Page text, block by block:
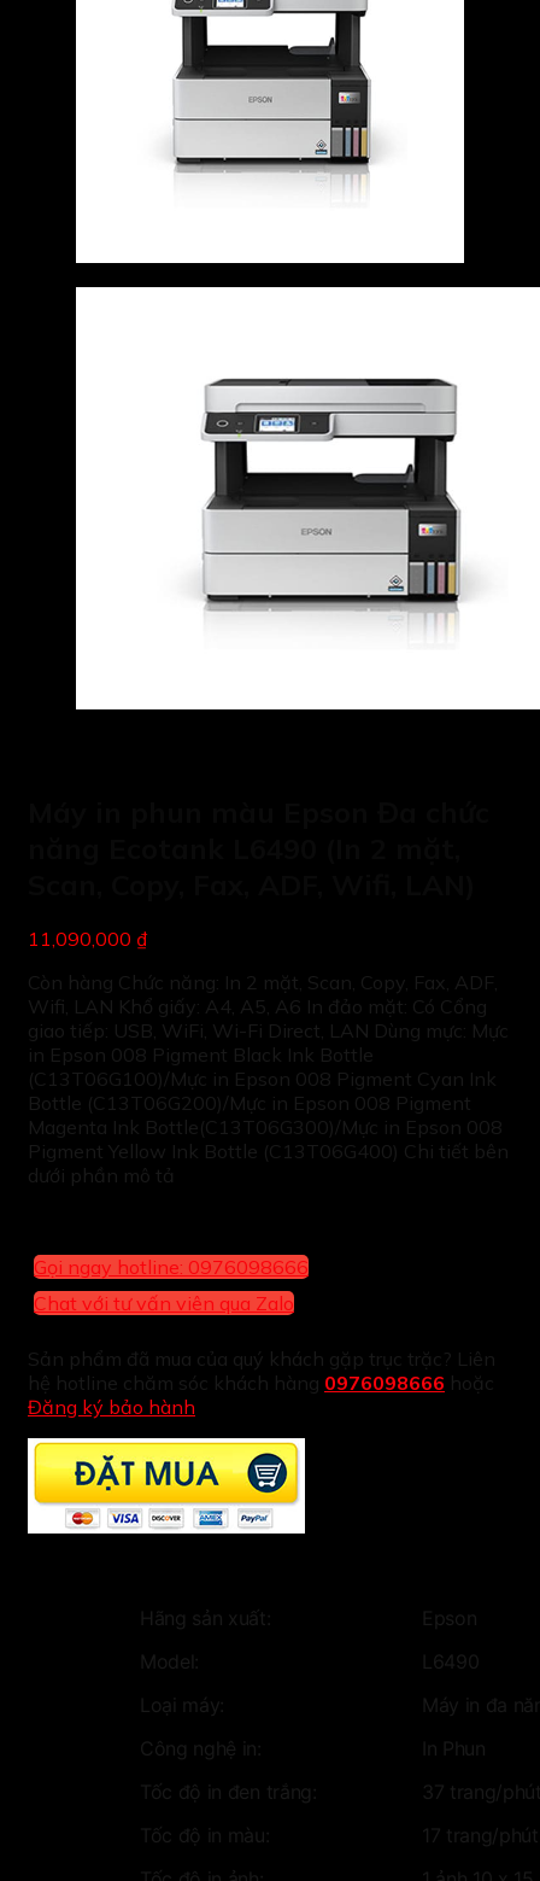
11,090,000 ₫
Còn hàng Chức năng: In 2 mặt, Scan, Copy, Fax, ADF,
Wifi, LAN Khổ giấy: A4, A5, A6 In đảo mặt: Có Cổng
giao tiếp: USB, WiFi, Wi-Fi Direct, LAN Dùng mực: Mực
in Epson 008 Pigment Black Ink Bottle
(C13T06G100)/Mực in Epson 008 Pigment Cyan Ink
Bottle (C13T06G200)/Mực in Epson 008 Pigment
Magenta Ink Bottle(C13T06G300)/Mực in Epson 008
Pigment Yellow Ink Bottle (C13T06G400) Chi tiết bên
dưới phần mô tả
Gọi ngay hotline: 0976098666
Chat với tư vấn viên qua Zalo
Sản phẩm đã mua của quý khách gặp trục trặc? Liên
hệ hotline chăm sóc khách hàng 0976098666 hoặc
Đăng ký bảo hành
Hãng sản xuất:
Epson
Model:
L6490
Loại máy:
Máy in đa
Công nghệ in:
In Phun
Tốc độ in đen trắng:
37 trang/
Tốc độ in màu:
17 trang/phút